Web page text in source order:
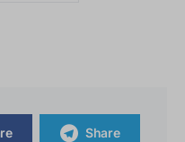
Share